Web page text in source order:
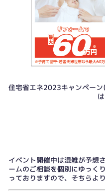
住宅省エネ2023キャンペー
イベント開催中は混雑が予想
ームのご相談を個別にゆっく
っておりますので、そちらよ